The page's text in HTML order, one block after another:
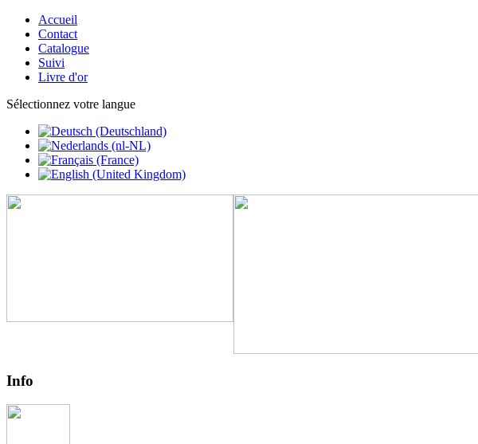
Accueil
Contact
Catalogue
Suivi
Livre d'or
Sélectionnez votre langue
Info